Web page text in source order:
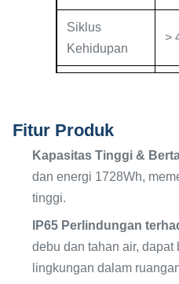
Siklus
Kehidupan
>
Kapasitas
Digunakan
Fitur Produk
Kapasitas Tinggi &
dan energi 1728Wh,
tinggi.
IP65 Perlindungan
debu dan tahan air, dapat
lingkungan dalam